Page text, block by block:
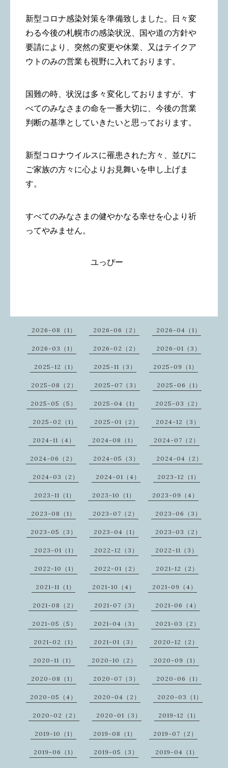
新型コロナ感染対策を準備致しました。日々変
わる今後の札幌市の感染状況、国や道の方針や
要請により、突然の変更や休業、又はテイクア
ウトのみの営業も視野に入れております。
国難の時、状況は多々変化しておりますが、す
べてのみなさまの命を一番大切に、今後の営業
判断の基準としていきたいと思っております。
新型コロナウイルスに罹患された方々、並びに
ご家族の方々に心よりお見舞いを申し上げま
す。
すべてのみなさまの健やかなる幸せを心より祈
ってやみません。
ユっぴー
2026-08（1） 2026-06（2） 2026-04（1）
2026-03（1） 2026-02（2） 2026-01（3）
2025-12（1） 2025-11（3） 2025-09（1）
2025-08（2） 2025-07（3） 2025-06（1）
2025-05（5） 2025-04（1） 2025-03（2）
2025-02（1） 2025-01（2） 2024-12（3）
2024-11（4） 2024-08（1） 2024-07（2）
2024-06（2） 2024-05（3） 2024-04（2）
2024-03（2） 2024-01（4） 2023-12（1）
2023-11（1） 2023-10（1） 2023-09（4）
2023-08（1） 2023-07（2） 2023-06（3）
2023-05（3） 2023-04（1） 2023-03（2）
2023-01（1） 2022-12（3） 2022-11（3）
2022-10（1） 2022-01（2） 2021-12（2）
2021-11（1） 2021-10（4） 2021-09（4）
2021-08（2） 2021-07（3） 2021-06（4）
2021-05（5） 2021-04（3） 2021-03（2）
2021-02（1） 2021-01（3） 2020-12（2）
2020-11（1） 2020-10（2） 2020-09（1）
2020-08（1） 2020-07（3） 2020-06（1）
2020-05（4） 2020-04（2） 2020-03（1）
2020-02（2） 2020-01（3） 2019-12（1）
2019-10（1） 2019-08（1） 2019-07（2）
2019-06（1） 2019-05（3） 2019-04（1）